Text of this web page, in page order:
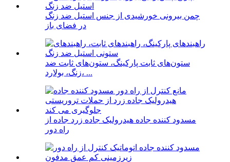
چمن بیرونی خورشیدی از جنس استیل ضد زنگ
در فضای باز
ستون‌های ثابت پارکینگ، ستون‌های ثابت ضد
زنگ، بولارد، ...
مسدود کننده جاده هیدرولیک جاده زرد جاده از
راه دور